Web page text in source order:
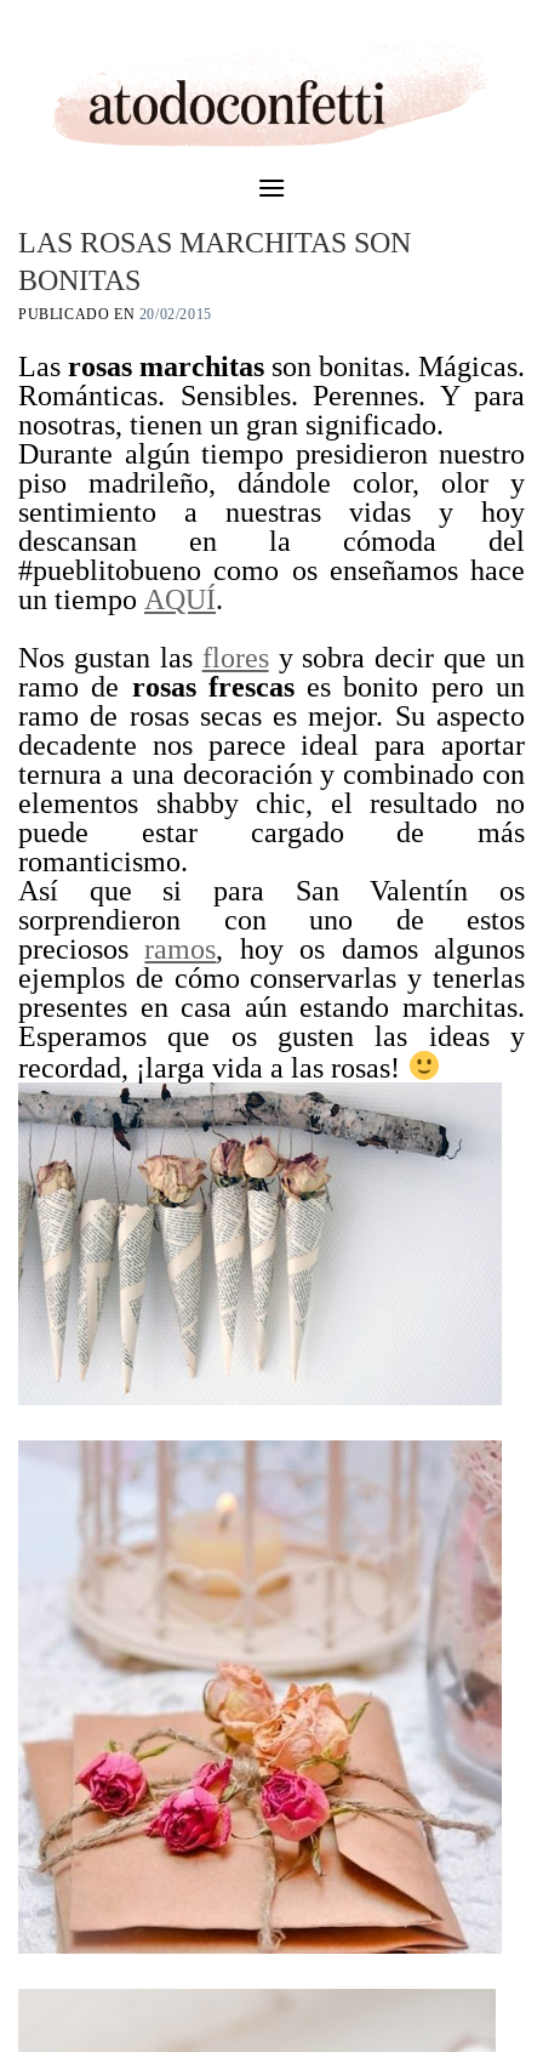
LAS ROSAS MARCHITAS SON
BONITAS
PUBLICADO EN 20/02/2015
Las rosas marchitas son bonitas. Mágicas.
Románticas. Sensibles. Perennes. Y para
nosotras, tienen un gran significado.
Durante algún tiempo presidieron nuestro
piso madrileño, dándole color, olor y
sentimiento a nuestras vidas y hoy
descansan en la cómoda del
#pueblitobueno como os enseñamos hace
un tiempo AQUÍ.
Nos gustan las floresy sobra decir que un
ramo de rosas frescas es bonito pero un
ramo de rosas secas es mejor. Su aspecto
decadente nos parece ideal para aportar
ternura a una decoración y combinado con
elementos shabby chic, el resultado no
puede estar cargado de más
romanticismo.
Así que si para San Valentín os
sorprendieron con uno de estos
preciososramos, hoy os damos algunos
ejemplos de cómo conservarlas y tenerlas
presentes en casa aún estando marchitas.
Esperamos que os gusten las ideas y
recordad, ¡larga vida a las rosas!